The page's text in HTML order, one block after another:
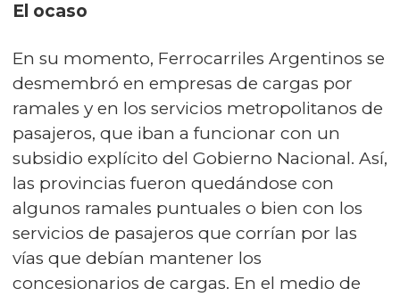
El ocaso
En su momento, Ferrocarriles Argentinos se
desmembró en empresas de cargas por
ramales y en los servicios metropolitanos de
pasajeros, que iban a funcionar con un
subsidio explícito del Gobierno Nacional. Así,
las provincias fueron quedándose con
algunos ramales puntuales o bien con los
servicios de pasajeros que corrían por las
vías que debían mantener los
concesionarios de cargas. En el medio de